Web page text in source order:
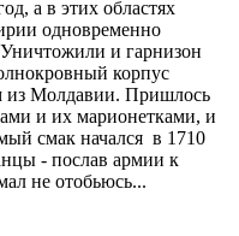
а в этих областях
одновременно
и гарнизон
корпус
из Молдавии. Пришлось
и их марионетками, и
смак начался в 1710
- послав армии к
не отобьюсь...